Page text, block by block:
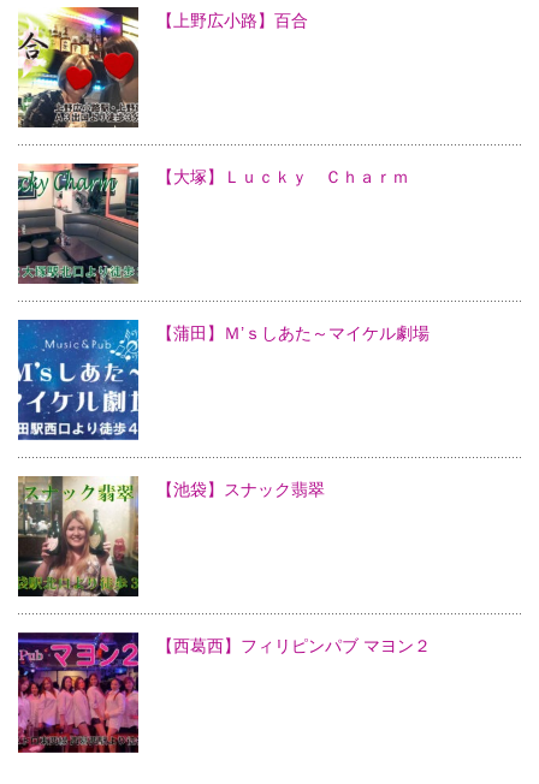
【上野広小路】百合
【大塚】Ｌｕｃｋｙ Ｃｈａｒｍ
【蒲田】Ｍ’ｓしあた～マイケル劇場
【池袋】スナック翡翠
【西葛西】フィリピンパブ マヨン２